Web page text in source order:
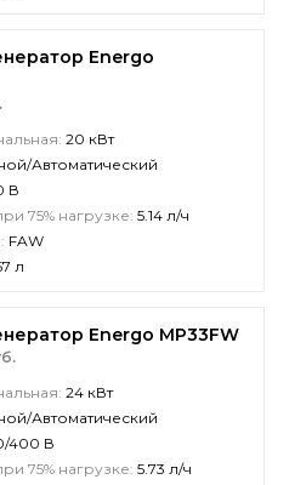
Energo
20 кВт
Автоматический
В
75% нагрузке: 5.14 л/ч
FAW
л
Energo MP33FW
24 кВт
Автоматический
400 В
75% нагрузке: 5.73 л/ч